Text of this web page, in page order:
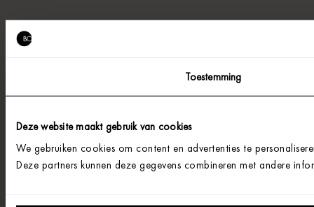
Toestemming
Deze website maakt gebruik van cookies
We gebruiken cookies om content en advertenties te
Deze partners kunnen deze gegevens combineren met andere